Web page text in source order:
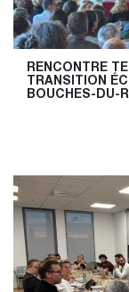
RENCONTRE
TRANSITION
BOUCHES-DU-